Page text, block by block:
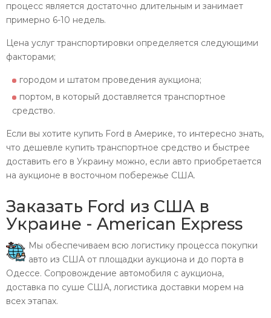
процесс является достаточно длительным и занимает
примерно 6-10 недель.
Цена услуг транспортировки определяется следующими
факторами;
городом и штатом проведения аукциона;
портом, в который доставляется транспортное
средство.
Если вы хотите купить Ford в Америке, то интересно знать,
что дешевле купить транспортное средство и быстрее
доставить его в Украину можно, если авто приобретается
на аукционе в восточном побережье США.
Заказать Ford из США в
Украине - American Express
Мы обеспечиваем всю логистику процесса покупки
авто из США от площадки аукциона и до порта в
Одессе. Сопровождение автомобиля с аукциона,
доставка по суше США, логистика доставки морем на
всех этапах.